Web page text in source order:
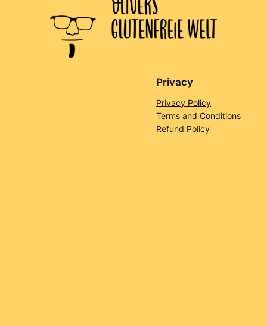
Privacy
Privacy Policy
Terms and Conditions
Refund Policy